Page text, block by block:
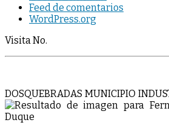
Feed de comentarios
WordPress.org
Visita No.
DOSQUEBRADAS MUNICIPIO